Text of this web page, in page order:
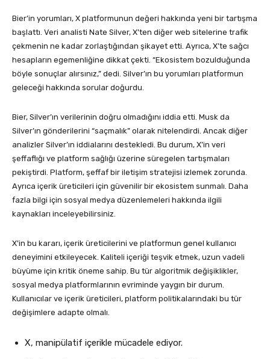
Bier’in yorumları, X platformunun değeri hakkında yeni bir tartışma
başlattı. Veri analisti Nate Silver, X’ten diğer web sitelerine trafik
çekmenin ne kadar zorlaştığından şikayet etti. Ayrıca, X’te sağcı
hesapların egemenliğine dikkat çekti. “Ekosistem bozulduğunda
böyle sonuçlar alırsınız,” dedi. Silver’ın bu yorumları platformun
geleceği hakkında sorular doğurdu.
Bier, Silver’ın verilerinin doğru olmadığını iddia etti. Musk da
Silver’ın gönderilerini “saçmalık” olarak nitelendirdi. Ancak diğer
analizler Silver’ın iddialarını destekledi. Bu durum, X’in veri
şeffaflığı ve platform sağlığı üzerine süregelen tartışmaları
pekiştirdi. Platform, şeffaf bir iletişim stratejisi izlemek zorunda.
Ayrıca içerik üreticileri için güvenilir bir ekosistem sunmalı. Daha
fazla bilgi için sosyal medya düzenlemeleri hakkında ilgili
kaynakları inceleyebilirsiniz.
X’in bu kararı, içerik üreticilerini ve platformun genel kullanıcı
deneyimini etkileyecek. Kaliteli içeriği teşvik etmek, uzun vadeli
büyüme için kritik öneme sahip. Bu tür algoritmik değişiklikler,
sosyal medya platformlarının evriminde yaygın bir durum.
Kullanıcılar ve içerik üreticileri, platform politikalarındaki bu tür
değişimlere adapte olmalı.
X, manipülatif içerikle mücadele ediyor.